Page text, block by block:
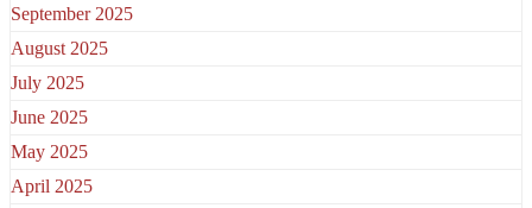
September 2025
August 2025
July 2025
June 2025
May 2025
April 2025